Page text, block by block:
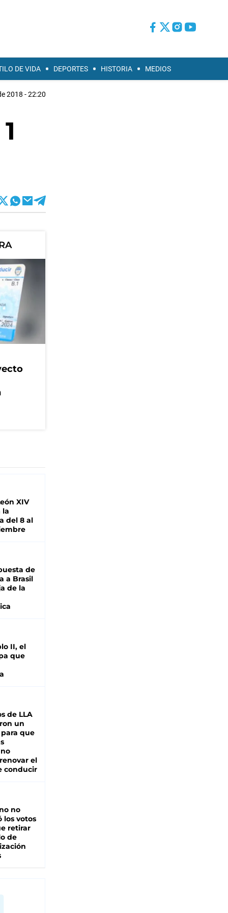
DE VIDA DEPORTES HISTORIA MEDIOS
2018 - 22:20
XIV
la
del 8 al
de
a Brasil
de la
II, el
que
de LLA
un
que
el
conducir
no
los votos
retirar
de